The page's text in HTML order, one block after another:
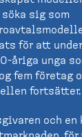
sig som
för att
åriga unga
fem företag
fortsätter.
och en